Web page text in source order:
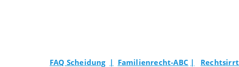
FAQ Scheidung | Familienrecht-ABC |